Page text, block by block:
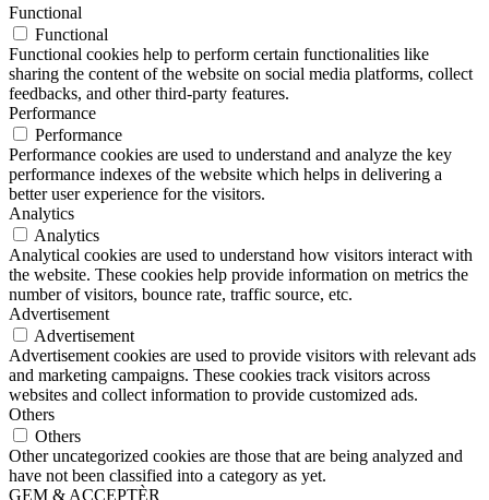
Functional
Functional
Functional cookies help to perform certain functionalities like
sharing the content of the website on social media platforms, collect
feedbacks, and other third-party features.
Performance
Performance
Performance cookies are used to understand and analyze the key
performance indexes of the website which helps in delivering a
better user experience for the visitors.
Analytics
Analytics
Analytical cookies are used to understand how visitors interact with
the website. These cookies help provide information on metrics the
number of visitors, bounce rate, traffic source, etc.
Advertisement
Advertisement
Advertisement cookies are used to provide visitors with relevant ads
and marketing campaigns. These cookies track visitors across
websites and collect information to provide customized ads.
Others
Others
Other uncategorized cookies are those that are being analyzed and
have not been classified into a category as yet.
GEM & ACCEPTÈR